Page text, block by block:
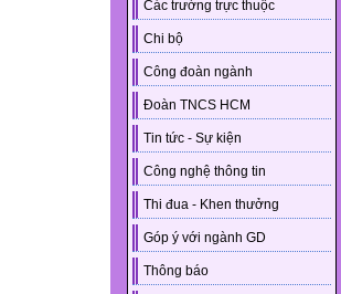
Các trường trực thuộc
Chi bộ
Công đoàn ngành
Đoàn TNCS HCM
Tin tức - Sự kiện
Công nghệ thông tin
Thi đua - Khen thưởng
Góp ý với ngành GD
Thông báo